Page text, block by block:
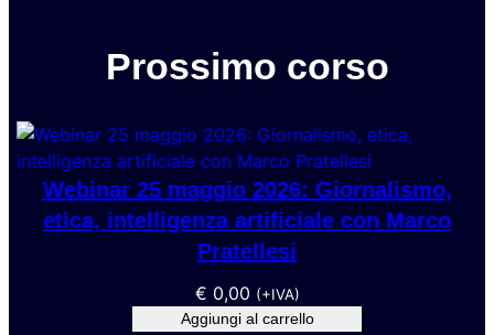
Prossimo corso
Webinar 25 maggio 2026: Giornalismo,
etica, intelligenza artificiale con Marco
Pratellesi
€ 0,00 (+IVA)
Aggiungi al carrello